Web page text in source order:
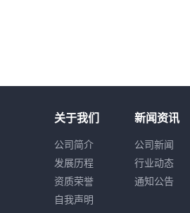
关于我们
公司简介
发展历程
资质荣誉
自我声明
新闻资讯
公司新闻
行业动态
通知公告